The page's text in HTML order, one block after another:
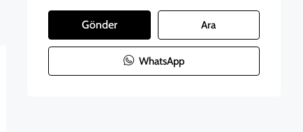
Gönder Ara
WhatsApp